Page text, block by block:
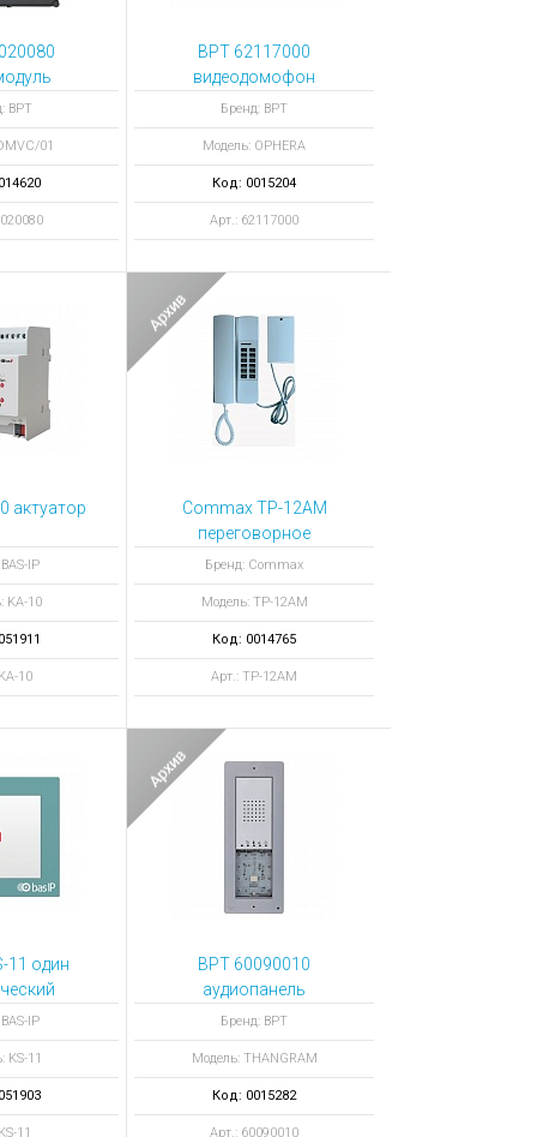
01
BPT
01
BPT 62117000
видеодомофон
OPHERA SV
Бренд: BPT
Модель: OPHERA
Код: 0015204
Арт.: 62117000
актуатор
IP
KA-10
10
Commax TP-12AM
переговорное
устройство
Бренд: Commax
Модель: TP-12AM
Код: 0014765
Арт.: TP-12AM
11 один
IP
KS-11
11
BPT 60090010
аудиопанель
THANGRAM DC/01
Бренд: BPT
Модель: THANGRAM
Код: 0015282
Арт.: 60090010